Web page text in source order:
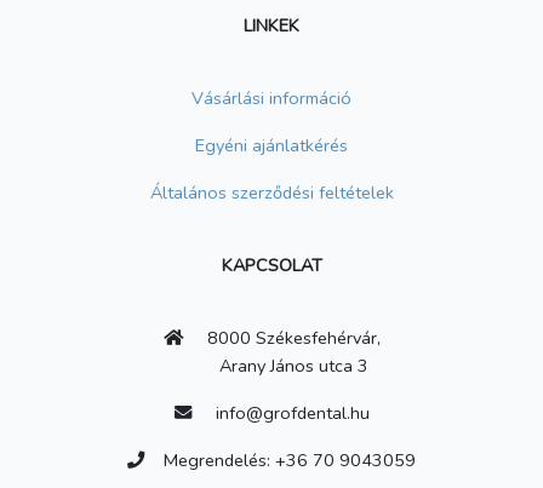
LINKEK
Vásárlási információ
Egyéni ajánlatkérés
Általános szerződési feltételek
KAPCSOLAT
8000 Székesfehérvár,
Arany János utca 3
info@grofdental.hu
Megrendelés: +36 70 9043059